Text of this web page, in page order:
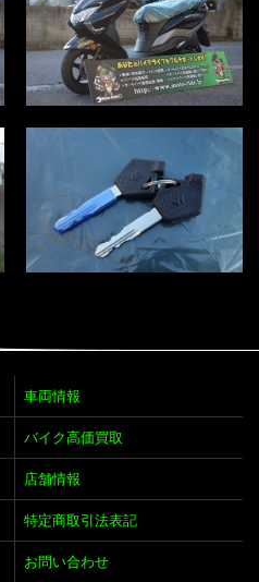
車両情報
バイク高価買取
店舗情報
特定商取引法表記
お問い合わせ